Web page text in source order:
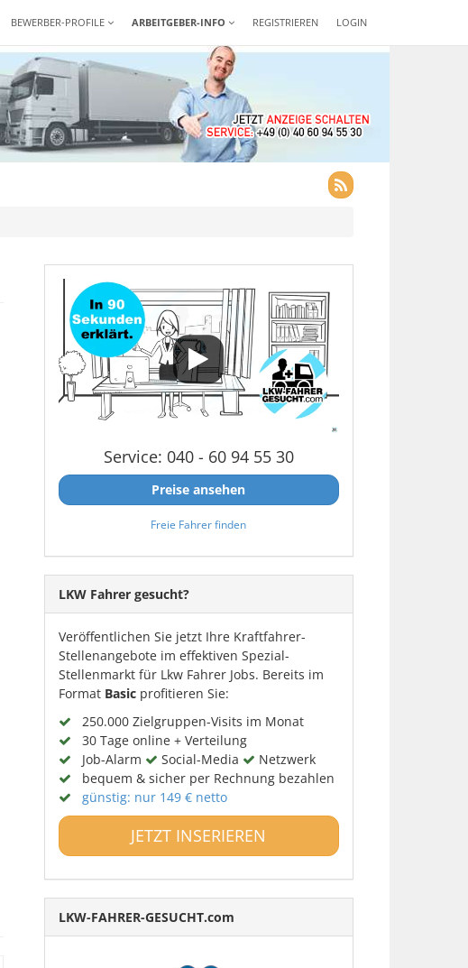
REGISTRIEREN LOGIN
BEWERBER-PROFILE ARBEITGEBER-INFO
Service: 040 - 60 94 55 30
Preise ansehen
Freie Fahrer finden
LKW Fahrer gesucht?
Veröffentlichen Sie jetzt Ihre Kraftfahrer-
Stellenangebote im effektiven Spezial-
Stellenmarkt für Lkw Fahrer Jobs. Bereits im
Format Basicprofitieren Sie:
250.000 Zielgruppen-Visits im Monat
30 Tage online + Verteilung
Job-Alarm
Social-Media
Netzwerk
bequem & sicher per Rechnung bezahlen
günstig: nur 149 € netto
JETZT INSERIEREN
LKW-FAHRER-GESUCHT.com